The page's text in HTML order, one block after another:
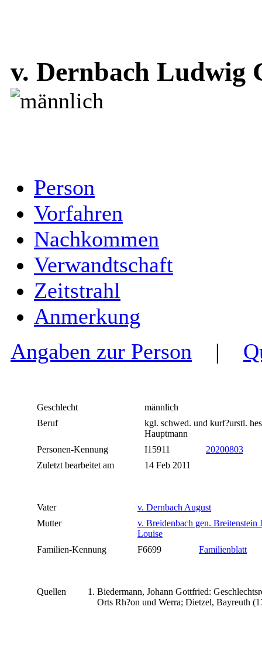
v. Dernbach Ludwig
Person
Vorfahren
Nachkommen
Verwandtschaft
Zeitstrahl
Anmerkung
Angaben zur Person |
Geschlecht
männlich
Beruf
kgl. schwed. und kurf?urstl.
Hauptmann
Personen-Kennung
I15911
20200803
Zuletzt bearbeitet am
14 Feb 2011
Vater
v. Dernbach August
Mutter
v. Breidenbach gen. Breitenstein
Louise
Familien-Kennung
F6699 Familienblatt
Quellen
Biedermann, Johann Gottfried:
Orts Rh?on und Werra; Dietzel, Bayreuth